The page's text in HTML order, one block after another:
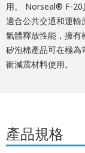
用。 Norseal® F-20
適合公共交通和運輸
氣體釋放性能，擁有
矽泡棉產品可在極為
衝減震材料使用。
產品規格